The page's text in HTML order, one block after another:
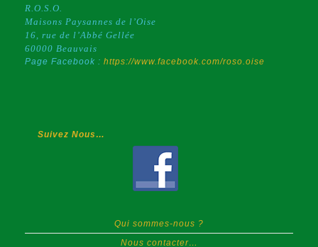
R.O.S.O.
Maisons Paysannes de l’Oise
16, rue de l’Abbé Gellée
60000 Beauvais
Page Facebook : https://www.facebook.com/roso.oise
Suivez Nous…
Qui sommes-nous ?
Nous contacter…